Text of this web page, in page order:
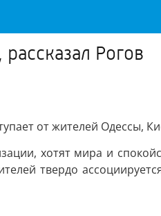
Рогов
от жителей Одессы,
хотят мира и
твердо